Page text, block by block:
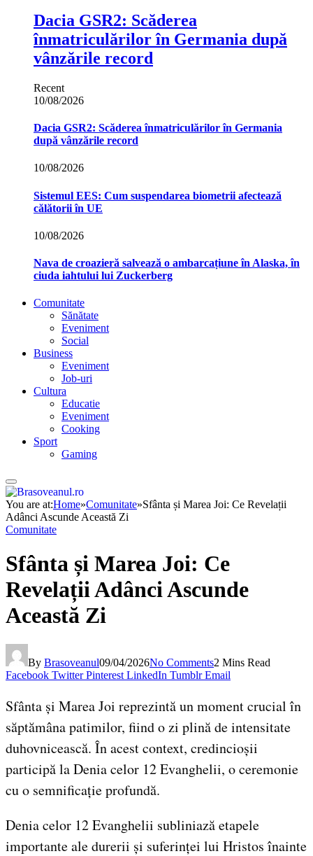
Dacia GSR2: Scăderea
înmatriculărilor în Germania după
vânzările record
Recent
10/08/2026
Dacia GSR2: Scăderea înmatriculărilor în Germania
după vânzările record
10/08/2026
Sistemul EES: Cum suspendarea biometrii afectează
călătorii în UE
10/08/2026
Nava de croazieră salvează o ambarcațiune în Alaska, în
ciuda iahtului lui Zuckerberg
Comunitate
Sănătate
Eveniment
Social
Business
Eveniment
Job-uri
Cultura
Educatie
Eveniment
Cooking
Sport
Gaming
You are at:Home»Comunitate»Sfânta și Marea Joi: Ce Revelații
Adânci Ascunde Această Zi
Comunitate
Sfânta și Marea Joi: Ce
Revelații Adânci Ascunde
Această Zi
By Brasoveanul09/04/2026No Comments2 Mins Read
Facebook Twitter Pinterest LinkedIn Tumblr Email
Sfânta și Marea Joi reprezintă un moment crucial în
săptămâna patimilor, fiind o zi plină de intensitate
duhovnicească. În acest context, credincioșii
participă la Denia celor 12 Evanghelii, o ceremonie
cu o semnificație profundă.
Denia celor 12 Evanghelii subliniază etapele
importante ale durerii și suferinței lui Hristos înainte